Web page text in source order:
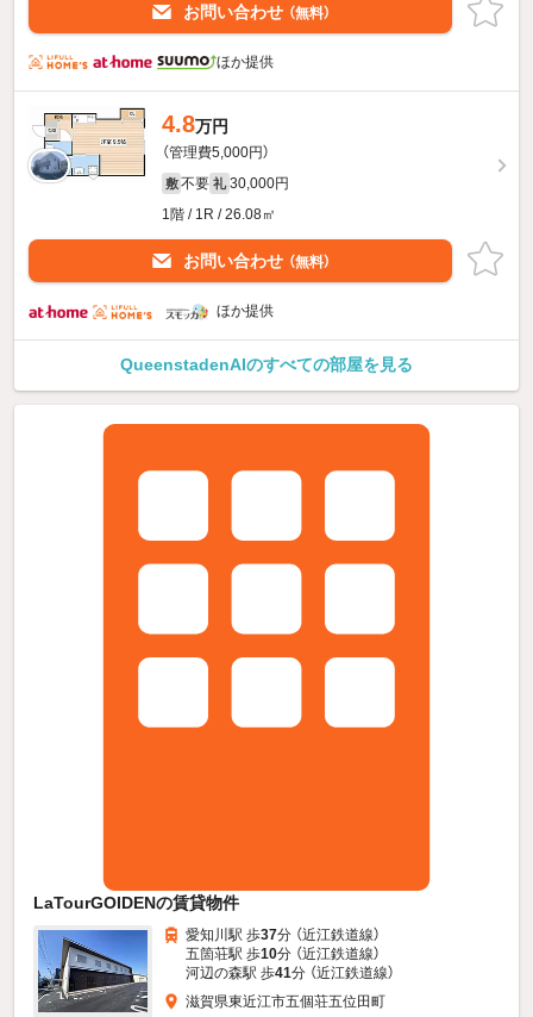
お問い合わせ （無料）
ほか提供
4.8万円
（管理費5,000円）
敷 不要 礼 30,000円
1階 / 1R / 26.08㎡
お問い合わせ （無料）
ほか提供
QueenstadenAIのすべての部屋を見る
LaTourGOIDENの賃貸物件
愛知川駅 歩37分 （近江鉄道線）
五箇荘駅 歩10分 （近江鉄道線）
河辺の森駅 歩41分 （近江鉄道線）
滋賀県東近江市五個荘五位田町